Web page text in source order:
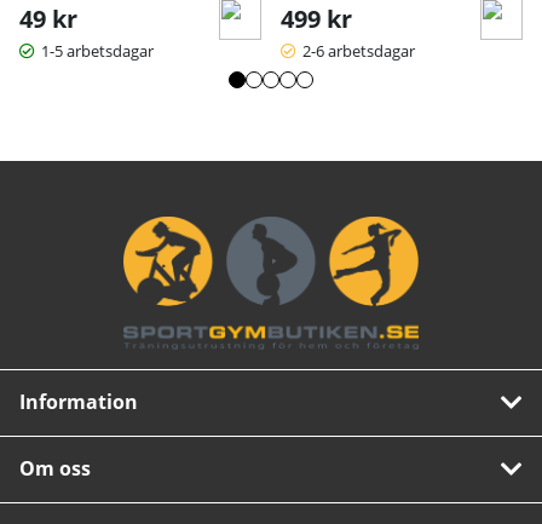
49 kr
1-5 arbetsdagar
499 kr
2-6 arbetsdagar
Information
Om oss